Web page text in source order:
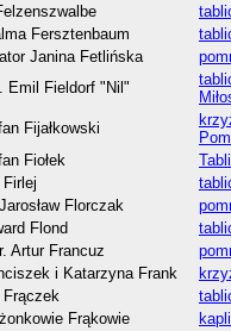
Fersztenbaum
Janina Fetlińska
Emil Fieldorf "Nil"
Fijałkowski
Fiołek
Florczak
Flond
Artur Francuz
i Katarzyna Frank
Frączek
Frąkowie